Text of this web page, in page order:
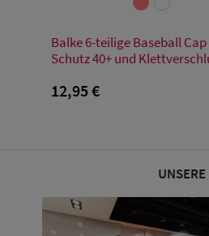
Einheitsgröße
Balke 6-teilige Baseball
Schutz 40+ und
12,95 €